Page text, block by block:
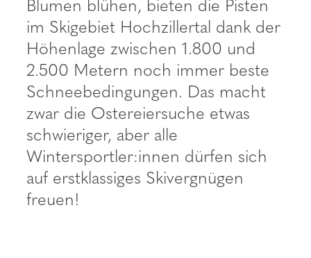
--
Blumen blühen, bieten die Pisten
im Skigebiet Hochzillertal dank der
Höhenlage zwischen 1.800 und
2.500 Metern noch immer beste
Schneebedingungen. Das macht
zwar die Ostereiersuche etwas
schwieriger, aber alle
Wintersportler:innen dürfen sich
auf erstklassiges Skivergnügen
freuen!